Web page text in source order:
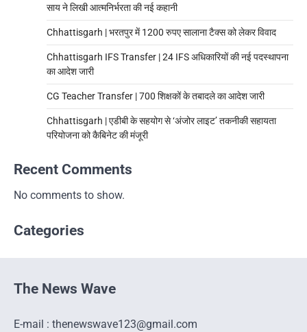
साय ने लिखी आत्मनिर्भरता की नई कहानी
Chhattisgarh | भरतपुर में 1200 रुपए सालाना टैक्स को लेकर विवाद
Chhattisgarh IFS Transfer | 24 IFS अधिकारियों की नई पदस्थापना
का आदेश जारी
CG Teacher Transfer | 700 शिक्षकों के तबादले का आदेश जारी
Chhattisgarh | एडीबी के सहयोग से ‘अंजोर लाइट’ तकनीकी सहायता
परियोजना को कैबिनेट की मंजूरी
Recent Comments
No comments to show.
Categories
The News Wave
E-mail : thenewswave123@gmail.com